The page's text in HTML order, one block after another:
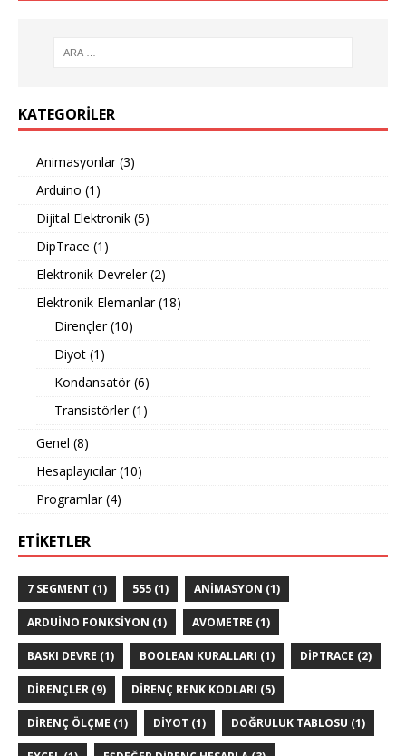
KATEGORILER
Animasyonlar(3)
Arduino (1)
Dijital Elektronik (5)
DipTrace (1)
Elektronik Devreler(2)
Elektronik Elemanlar(18)
Dirençler(10)
Diyot (1)
Kondansatör(6)
Transistörler(1)
Genel (8)
Hesaplayıcılar(10)
Programlar(4)
ETIKETLER
7 SEGMENT (1) 555 (1) ANIMASYON (1)
ARDUINO FONKSIYON (1) AVOMETRE (1)
BASKI DEVRE (1) BOOLEAN KURALLARI (1) DIPTRACE (2)
DIRENÇLER (9) DIRENÇ RENK KODLARI (5)
DIRENÇ ÖLÇME (1) DIYOT (1) DOĞRULUK TABLOSU (1)